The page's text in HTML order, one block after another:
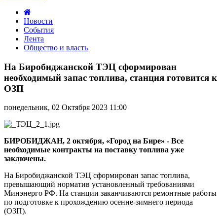
Новости
События
Лента
Общество и власть
Биробиджанской
ТЭЦ
сформирован
необходимый
топлива,
готовится
ОЗП
На Биробиджанской ТЭЦ сформирован
необходимый запас топлива, станция готовится к
ОЗП
понедельник, 02 Октября 2023 11:00
БИРОБИДЖАН, 2 октября, «Город на Бире» - Все
необходимые контракты на поставку топлива уже
заключены.
На Биробиджанской ТЭЦ сформирован запас топлива,
превышающий норматив установленный требованиями
Минэнерго РФ. На станции заканчиваются ремонтные работы
по подготовке к прохождению осенне-зимнего периода
(ОЗП).